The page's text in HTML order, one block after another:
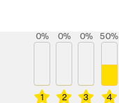
1
0%
2
0%
3
0%
4
50%